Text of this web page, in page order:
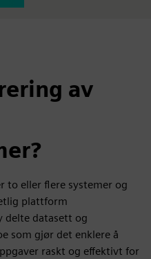
av
to eller flere systemer og
plattform
delte datasett og
som gjør det enklere å
raskt og effektivt for